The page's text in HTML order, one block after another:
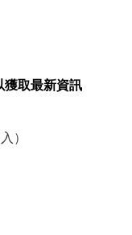
獲取最新資訊
）